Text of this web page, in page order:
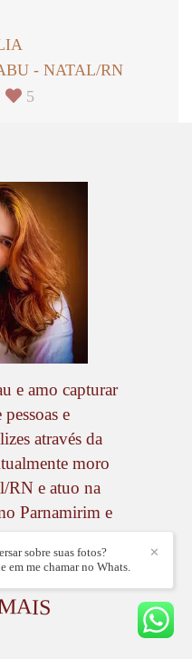
- NATAL/RN
5
e amo capturar
e
através da
moro
RN e atuo na
Parnamirim e
realizando
de eventos....
✕
sobre suas fotos?
em me chamar no Whats.